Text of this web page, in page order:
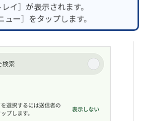
レイ］が表示されます。
ュー］をタップします。